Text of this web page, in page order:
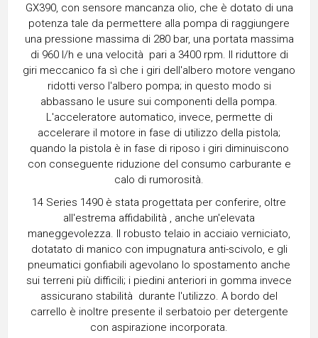
GX390, con sensore mancanza olio, che è dotato di una
potenza tale da permettere alla pompa di raggiungere
una pressione massima di 280 bar, una portata massima
di 960 l/h e una velocità pari a 3400 rpm. Il riduttore di
giri meccanico fa sì che i giri dell'albero motore vengano
ridotti verso l'albero pompa; in questo modo si
abbassano le usure sui componenti della pompa.
L'acceleratore automatico, invece, permette di
accelerare il motore in fase di utilizzo della pistola;
quando la pistola è in fase di riposo i giri diminuiscono
con conseguente riduzione del consumo carburante e
calo di rumorosità.
14 Series 1490 è stata progettata per conferire, oltre
all'estrema affidabilità , anche un'elevata
maneggevolezza. Il robusto telaio in acciaio verniciato,
dotatato di manico con impugnatura anti-scivolo, e gli
pneumatici gonfiabili agevolano lo spostamento anche
sui terreni più difficili; i piedini anteriori in gomma invece
assicurano stabilità durante l'utilizzo. A bordo del
carrello è inoltre presente il serbatoio per detergente
con aspirazione incorporata.